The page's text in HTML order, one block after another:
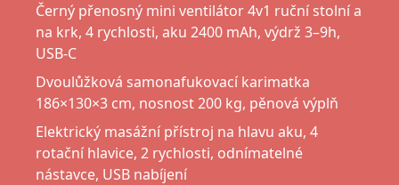
Černý přenosný mini ventilátor 4v1 ruční stolní a
na krk, 4 rychlosti, aku 2400 mAh, výdrž 3–9h,
USB-C
Dvoulůžková samonafukovací karimatka
186×130×3 cm, nosnost 200 kg, pěnová výplň
Elektrický masážní přístroj na hlavu aku, 4
rotační hlavice, 2 rychlosti, odnímatelné
nástavce, USB nabíjení